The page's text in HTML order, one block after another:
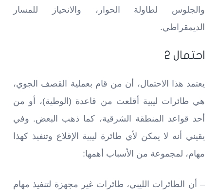
والجلوس لطاولة الحوار، والانحياز للمسار
الديمقراطي.
احتمال 2
يعتمد هذا الاحتمال، أن من قام بعملية القصف الجوي،
هي طائرات ليبية أقلعت من قاعدة (الوطية)، أو من
أحد قواعد المنطقة الشرقية، كما ذهب البعض. وفي
يقيني أنه لا يمكن لأي طائرة ليبية الإقلاع وتنفيذ كهذا
مهام، لمجموعة من الأسباب أهمها:
– أن الطائرات الليبي، طائرات غير مجهزة لتنفيذ مهام